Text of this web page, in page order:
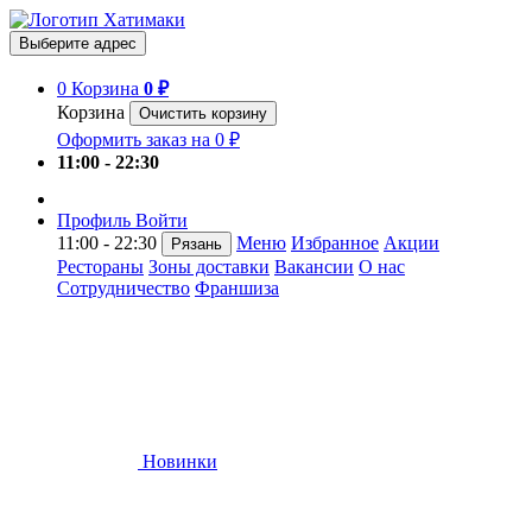
Выберите адрес
0 Корзина 0 ₽
Корзина
Очистить корзину
Оформить заказ на 0 ₽
11:00 - 22:30
Профиль Войти
11:00 - 22:30
Рязань Меню Избранное Акции
Рестораны Зоны доставки Вакансии О нас
Сотрудничество Франшиза
Новинки